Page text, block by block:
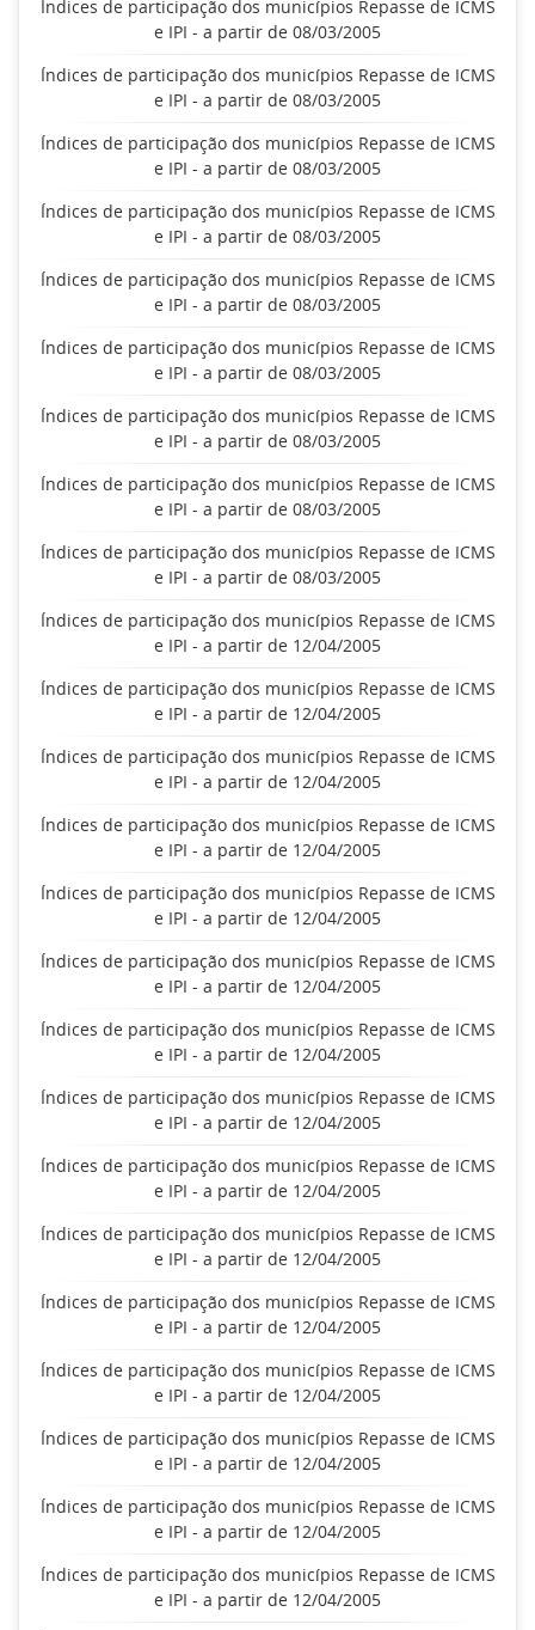
Índices de participação dos municípios Repasse de ICMS
e IPI - a partir de 08/03/2005
Índices de participação dos municípios Repasse de ICMS
e IPI - a partir de 08/03/2005
Índices de participação dos municípios Repasse de ICMS
e IPI - a partir de 08/03/2005
Índices de participação dos municípios Repasse de ICMS
e IPI - a partir de 08/03/2005
Índices de participação dos municípios Repasse de ICMS
e IPI - a partir de 08/03/2005
Índices de participação dos municípios Repasse de ICMS
e IPI - a partir de 08/03/2005
Índices de participação dos municípios Repasse de ICMS
e IPI - a partir de 08/03/2005
Índices de participação dos municípios Repasse de ICMS
e IPI - a partir de 08/03/2005
Índices de participação dos municípios Repasse de ICMS
e IPI - a partir de 08/03/2005
Índices de participação dos municípios Repasse de ICMS
e IPI - a partir de 12/04/2005
Índices de participação dos municípios Repasse de ICMS
e IPI - a partir de 12/04/2005
Índices de participação dos municípios Repasse de ICMS
e IPI - a partir de 12/04/2005
Índices de participação dos municípios Repasse de ICMS
e IPI - a partir de 12/04/2005
Índices de participação dos municípios Repasse de ICMS
e IPI - a partir de 12/04/2005
Índices de participação dos municípios Repasse de ICMS
e IPI - a partir de 12/04/2005
Índices de participação dos municípios Repasse de ICMS
e IPI - a partir de 12/04/2005
Índices de participação dos municípios Repasse de ICMS
e IPI - a partir de 12/04/2005
Índices de participação dos municípios Repasse de ICMS
e IPI - a partir de 12/04/2005
Índices de participação dos municípios Repasse de ICMS
e IPI - a partir de 12/04/2005
Índices de participação dos municípios Repasse de ICMS
e IPI - a partir de 12/04/2005
Índices de participação dos municípios Repasse de ICMS
e IPI - a partir de 12/04/2005
Índices de participação dos municípios Repasse de ICMS
e IPI - a partir de 12/04/2005
Índices de participação dos municípios Repasse de ICMS
e IPI - a partir de 12/04/2005
Índices de participação dos municípios Repasse de ICMS
e IPI - a partir de 12/04/2005